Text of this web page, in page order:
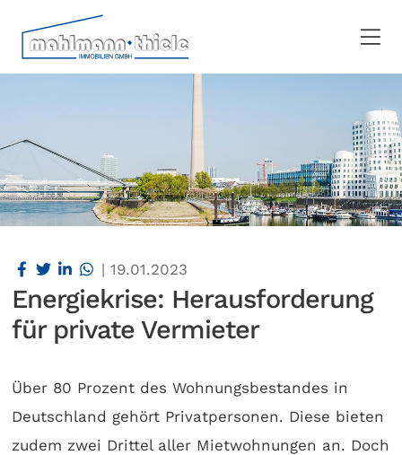
|19.01.2023
Energiekrise: Herausforderung
für private Vermieter
Über 80 Prozent des Wohnungsbestandes in
Deutschland gehört Privatpersonen. Diese bieten
zudem zwei Drittel aller Mietwohnungen an. Doch